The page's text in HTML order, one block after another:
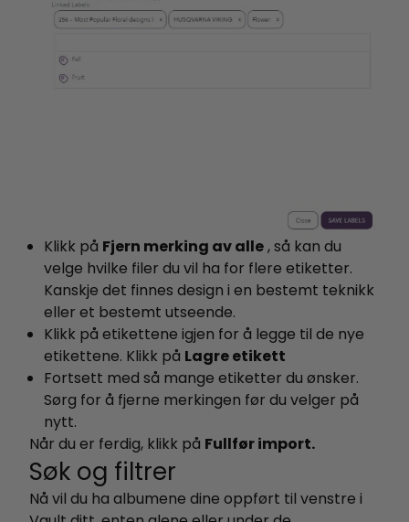
Klikk på Fjern merking av alle, så kan du
velge hvilke filer du vil ha for flere etiketter.
Kanskje det finnes design i en bestemt teknikk
eller et bestemt utseende.
Klikk på etikettene igjen for å legge til de nye
etikettene. Klikk på Lagre etikett
Fortsett med så mange etiketter du ønsker.
Sørg for å fjerne merkingen før du velger på
nytt.
Når du er ferdig, klikk på Fullfør import.
Søk og filtrer
Nå vil du ha albumene dine oppført til venstre i